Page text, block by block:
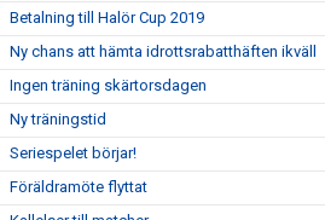
Betalning till Halör Cup 2019
Ny chans att hämta idrottsrabatthäften ikväll
Ingen träning skärtorsdagen
Ny träningstid
Seriespelet börjar!
Föräldramöte flyttat